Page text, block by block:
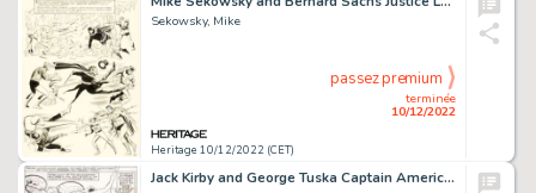
Sekowsky, Mike
Heritage 10/12/2022 (CET)
terminée
10/12/2022
passez premium
Jack Kirby and George Tuska Captain America #112 Story Page 6 Original Art (Marvel, 1969)....